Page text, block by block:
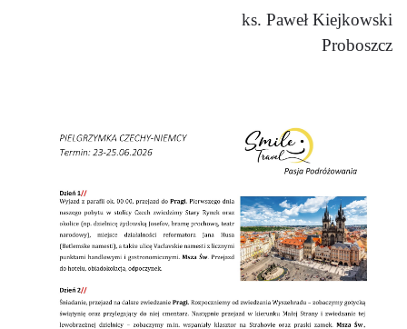
ks. Paweł Kiejkowski
Proboszcz